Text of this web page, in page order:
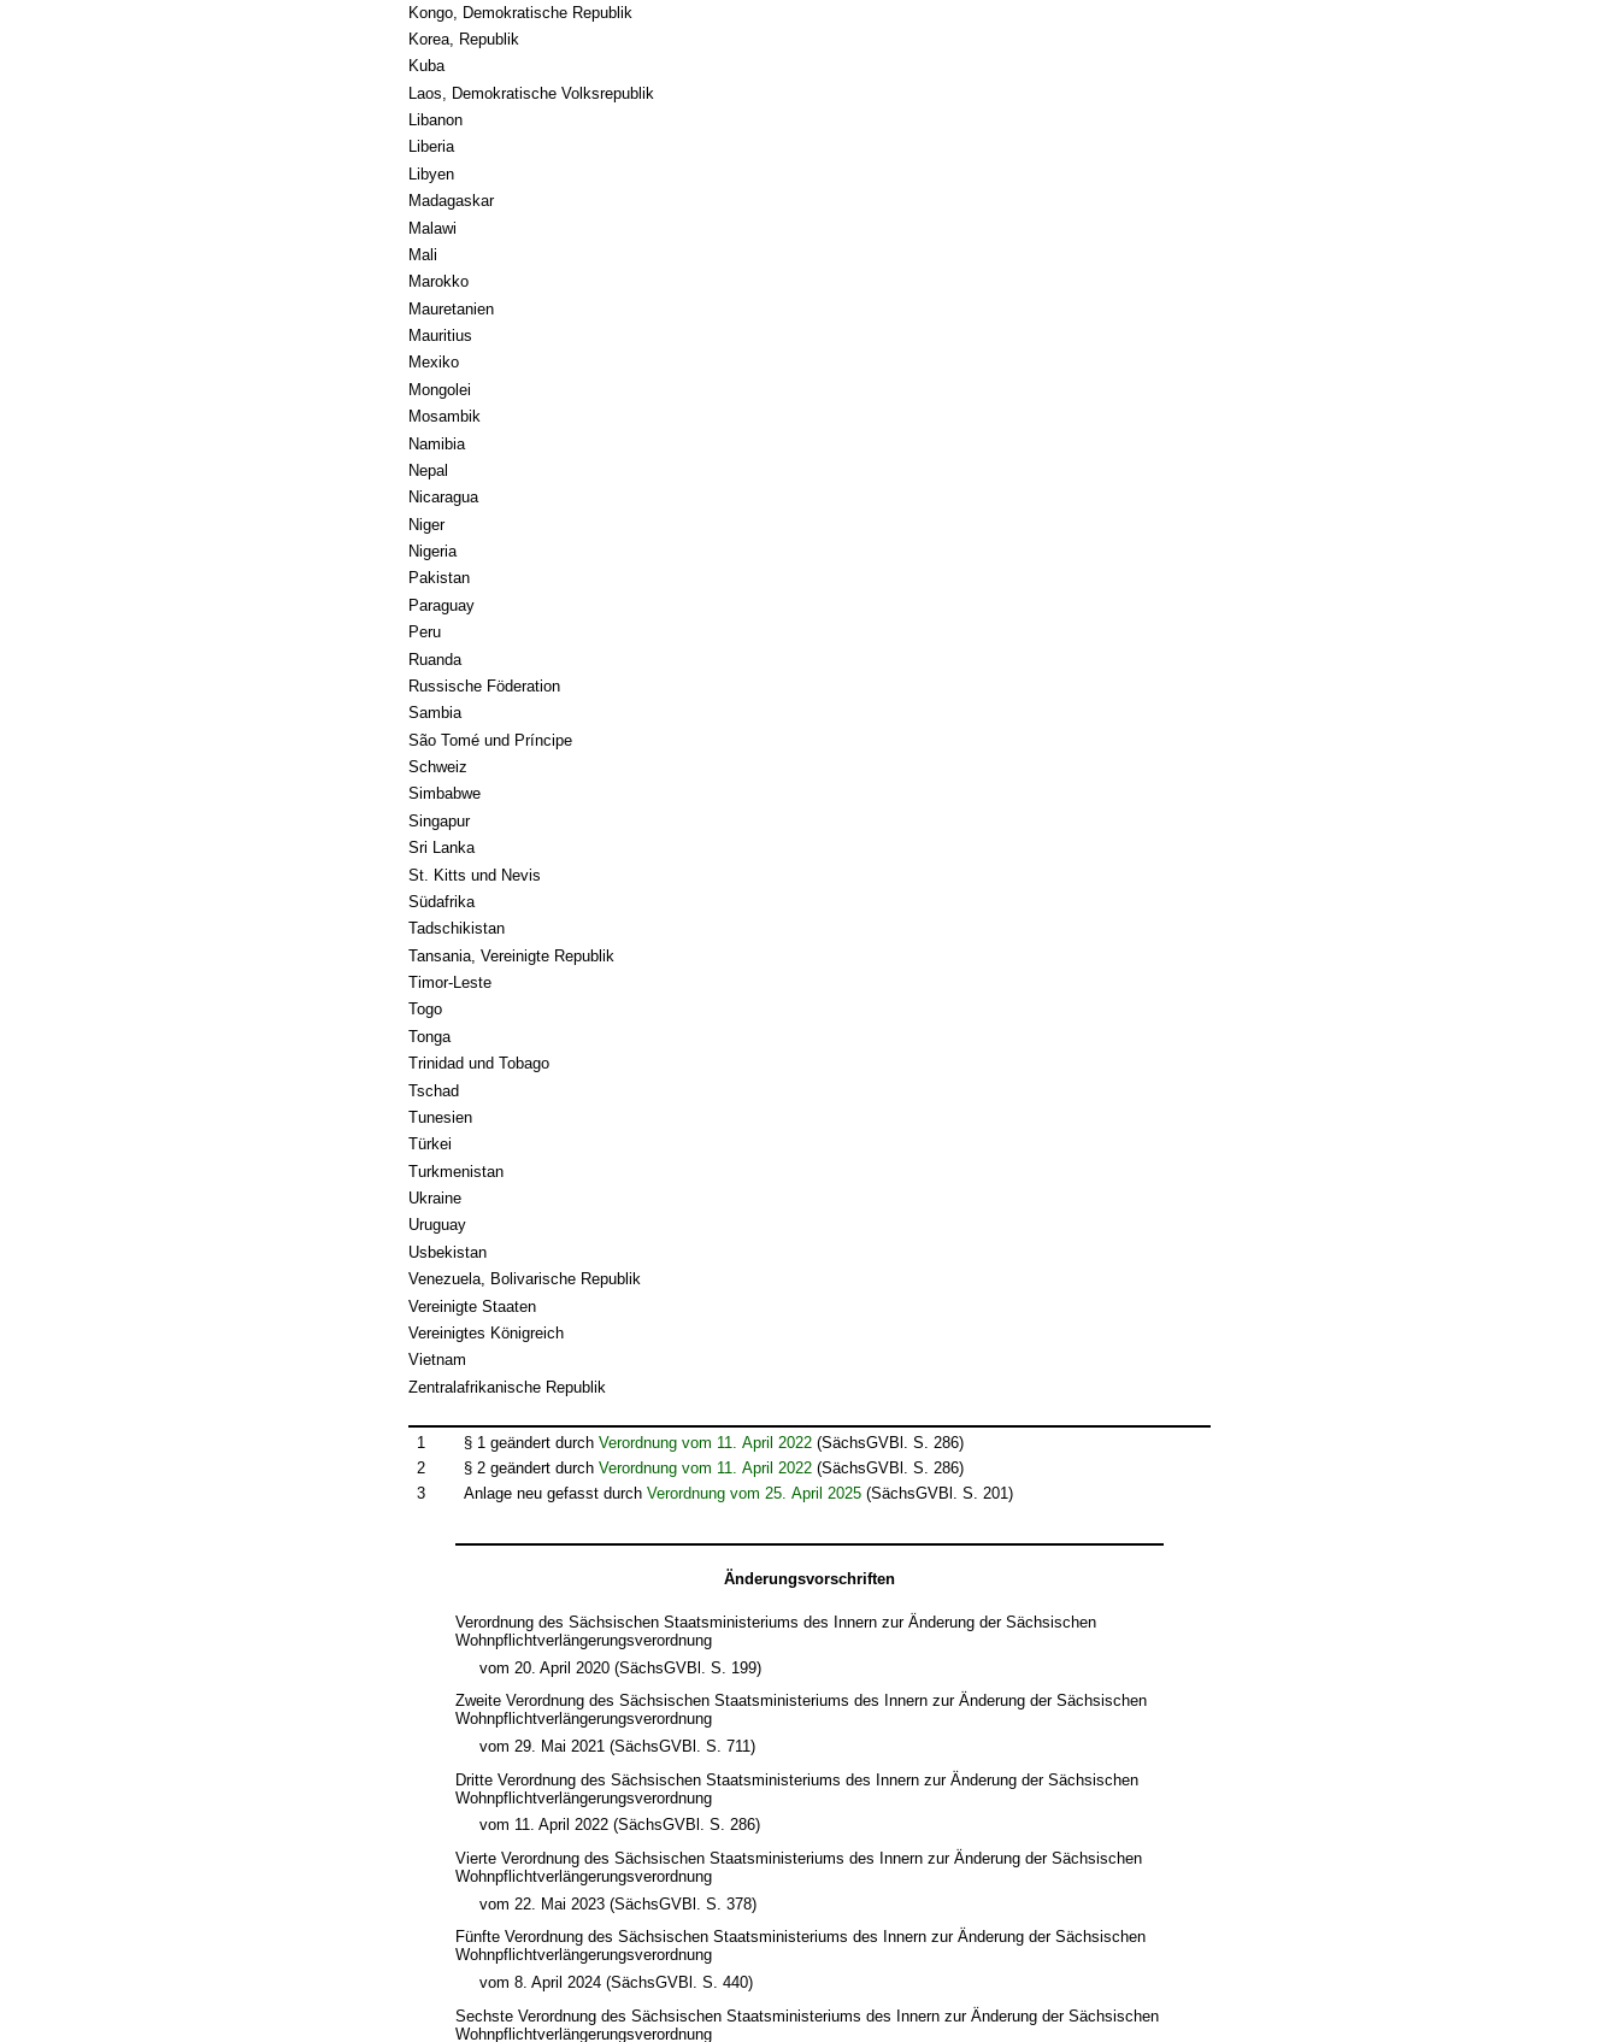
Kongo, Demokratische Republik
Korea, Republik
Kuba
Laos, Demokratische Volksrepublik
Libanon
Liberia
Libyen
Madagaskar
Malawi
Mali
Marokko
Mauretanien
Mauritius
Mexiko
Mongolei
Mosambik
Namibia
Nepal
Nicaragua
Niger
Nigeria
Pakistan
Paraguay
Peru
Ruanda
Russische Föderation
Sambia
São Tomé und Príncipe
Schweiz
Simbabwe
Singapur
Sri Lanka
St. Kitts und Nevis
Südafrika
Tadschikistan
Tansania, Vereinigte Republik
Timor-Leste
Togo
Tonga
Trinidad und Tobago
Tschad
Tunesien
Türkei
Turkmenistan
Ukraine
Uruguay
Usbekistan
Venezuela, Bolivarische Republik
Vereinigte Staaten
Vereinigtes Königreich
Vietnam
Zentralafrikanische Republik
1 § 1 geändert durchVerordnung vom 11. April 2022 (SächsGVBl. S. 286)
2
§ 2 geändert durchVerordnung vom 11. April 2022 (SächsGVBl. S. 286)
3
Anlage neu gefasst durchVerordnung vom 25. April 2025 (SächsGVBl. S. 201)
Änderungsvorschriften
Verordnung des Sächsischen Staatsministeriums des Innern zur Änderung der Sächsischen
Wohnpflichtverlängerungsverordnung
vom 20. April 2020 (SächsGVBl. S. 199)
Zweite Verordnung des Sächsischen Staatsministeriums des Innern zur Änderung der Sächsischen
Wohnpflichtverlängerungsverordnung
vom 29. Mai 2021 (SächsGVBl. S. 711)
Dritte Verordnung des Sächsischen Staatsministeriums des Innern zur Änderung der Sächsischen
Wohnpflichtverlängerungsverordnung
vom 11. April 2022 (SächsGVBl. S. 286)
Vierte Verordnung des Sächsischen Staatsministeriums des Innern zur Änderung der Sächsischen
Wohnpflichtverlängerungsverordnung
vom 22. Mai 2023 (SächsGVBl. S. 378)
Fünfte Verordnung des Sächsischen Staatsministeriums des Innern zur Änderung der Sächsischen
Wohnpflichtverlängerungsverordnung
vom 8. April 2024 (SächsGVBl. S. 440)
Sechste Verordnung des Sächsischen Staatsministeriums des Innern zur Änderung der Sächsischen
Wohnpflichtverlängerungsverordnung